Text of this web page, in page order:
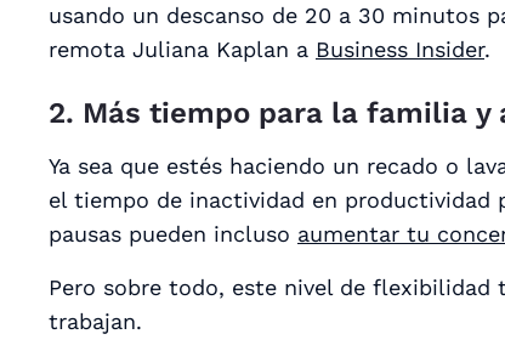
usando un descanso de 20 a 30 minutos
remota Juliana Kaplan a Business Insider.
2. Más tiempo para la familia y
Ya sea que estés haciendo un recado o
el tiempo de inactividad en productividad
pausas pueden incluso aumentar tu
Pero sobre todo, este nivel de
trabajan.